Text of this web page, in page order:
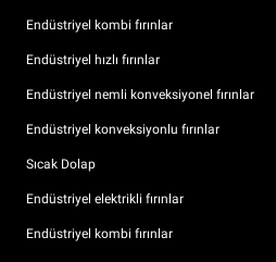
Endüstriyel kombi fırınlar
Endüstriyel hızlı fırınlar
Endüstriyel nemli konveksiyonel fırınlar
Endüstriyel konveksiyonlu fırınlar
Sıcak Dolap
Endüstriyel elektrikli fırınlar
Endüstriyel kombi fırınlar